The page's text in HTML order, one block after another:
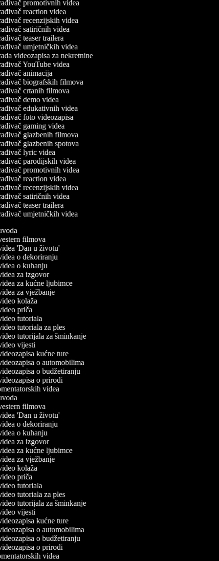
promotivnih videa
reaction videa
recenzijskih videa
satiričnih videa
teaser trailera
umjetničkih videa
videozapisa za nekretnine
YouTube videa
animacija
biografskih filmova
crtanih filmova
demo videa
edukativnih videa
foto videozapisa
gaming videa
glazbenih filmova
glazbenih spotova
lyric videa
parodijskih videa
promotivnih videa
reaction videa
recenzijskih videa
satiričnih videa
teaser trailera
umjetničkih videa
filmova
'Dan u životu'
o dekoriranju
o kuhanju
za izgovor
za kućne ljubimce
za vježbanje
kolaža
priča
tutoriala
tutoriala za ples
tutorijala za šminkanje
vijesti
kućne ture
o automobilima
o budžetiranju
o prirodi
videa
filmova
'Dan u životu'
o dekoriranju
o kuhanju
za izgovor
za kućne ljubimce
za vježbanje
kolaža
priča
tutoriala
tutoriala za ples
tutorijala za šminkanje
vijesti
kućne ture
o automobilima
o budžetiranju
o prirodi
videa